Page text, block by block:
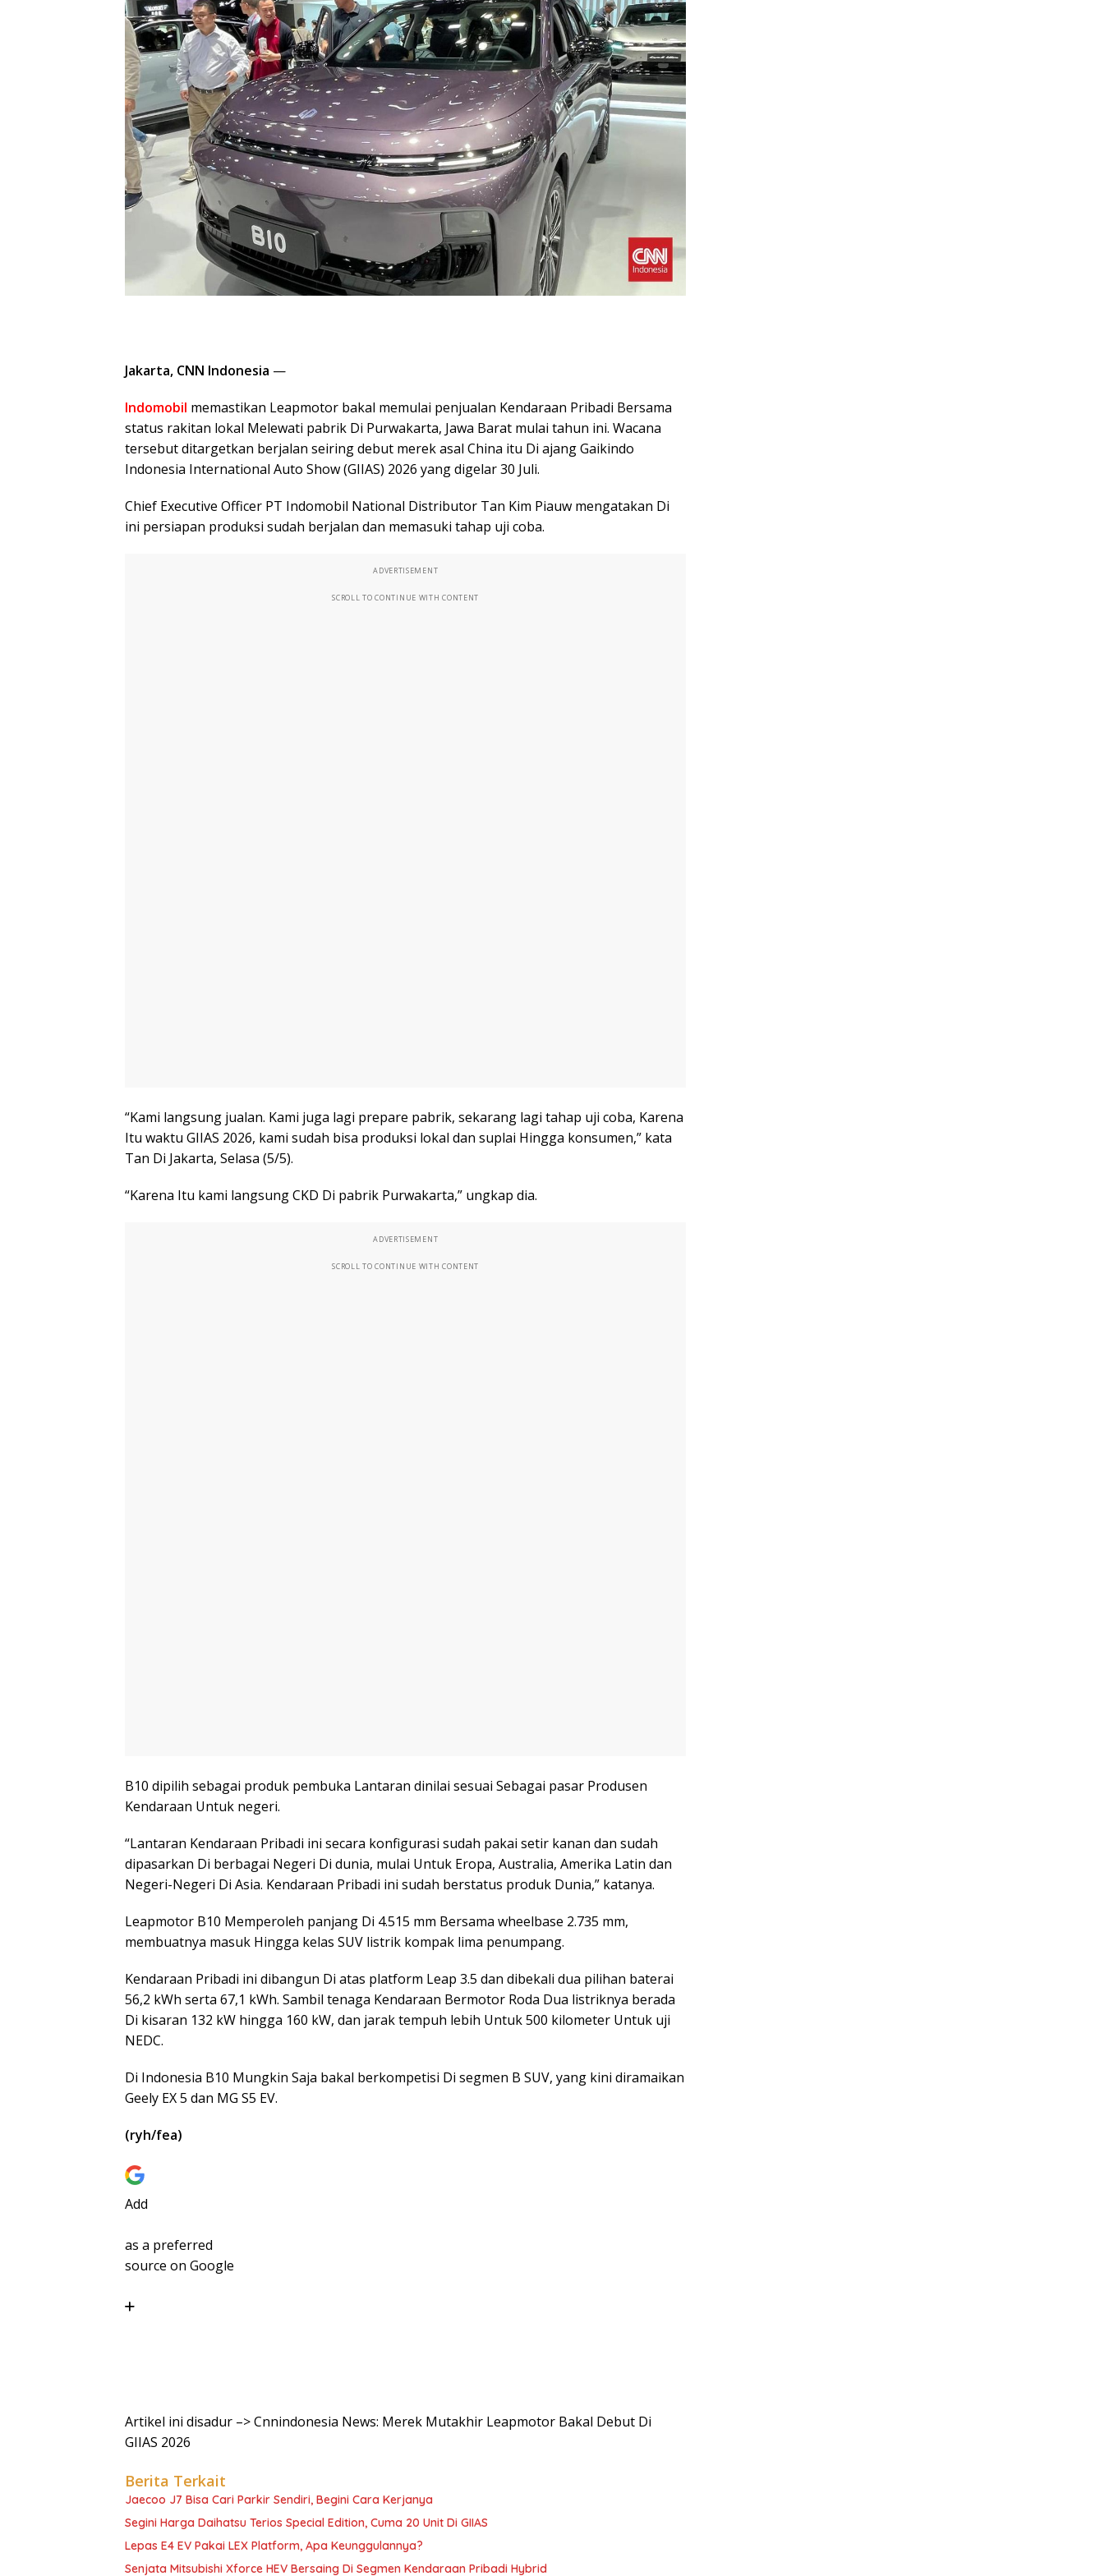
Jakarta, CNN Indonesia —
Indomobil memastikan Leapmotor bakal memulai penjualan Kendaraan Pribadi Bersama
status rakitan lokal Melewati pabrik Di Purwakarta, Jawa Barat mulai tahun ini. Wacana
tersebut ditargetkan berjalan seiring debut merek asal China itu Di ajang Gaikindo
Indonesia International Auto Show (GIIAS) 2026 yang digelar 30 Juli.
Chief Executive Officer PT Indomobil National Distributor Tan Kim Piauw mengatakan Di
ini persiapan produksi sudah berjalan dan memasuki tahap uji coba.
ADVERTISEMENT
SCROLL TO CONTINUE WITH CONTENT
“Kami langsung jualan. Kami juga lagi prepare pabrik, sekarang lagi tahap uji coba, Karena
Itu waktu GIIAS 2026, kami sudah bisa produksi lokal dan suplai Hingga konsumen,” kata
Tan Di Jakarta, Selasa (5/5).
“Karena Itu kami langsung CKD Di pabrik Purwakarta,” ungkap dia.
ADVERTISEMENT
SCROLL TO CONTINUE WITH CONTENT
B10 dipilih sebagai produk pembuka Lantaran dinilai sesuai Sebagai pasar Produsen
Kendaraan Untuk negeri.
“Lantaran Kendaraan Pribadi ini secara konfigurasi sudah pakai setir kanan dan sudah
dipasarkan Di berbagai Negeri Di dunia, mulai Untuk Eropa, Australia, Amerika Latin dan
Negeri-Negeri Di Asia. Kendaraan Pribadi ini sudah berstatus produk Dunia,” katanya.
Leapmotor B10 Memperoleh panjang Di 4.515 mm Bersama wheelbase 2.735 mm,
membuatnya masuk Hingga kelas SUV listrik kompak lima penumpang.
Kendaraan Pribadi ini dibangun Di atas platform Leap 3.5 dan dibekali dua pilihan baterai
56,2 kWh serta 67,1 kWh. Sambil tenaga Kendaraan Bermotor Roda Dua listriknya berada
Di kisaran 132 kW hingga 160 kW, dan jarak tempuh lebih Untuk 500 kilometer Untuk uji
NEDC.
Di Indonesia B10 Mungkin Saja bakal berkompetisi Di segmen B SUV, yang kini diramaikan
Geely EX 5 dan MG S5 EV.
(ryh/fea)
Add
as a preferred
source on Google
Artikel ini disadur –> Cnnindonesia News: Merek Mutakhir Leapmotor Bakal Debut Di
GIIAS 2026
Berita Terkait
Jaecoo J7 Bisa Cari Parkir Sendiri, Begini Cara Kerjanya
Segini Harga Daihatsu Terios Special Edition, Cuma 20 Unit Di GIIAS
Lepas E4 EV Pakai LEX Platform, Apa Keunggulannya?
Senjata Mitsubishi Xforce HEV Bersaing Di Segmen Kendaraan Pribadi Hybrid